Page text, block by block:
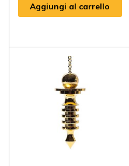
Aggiungi al carrello